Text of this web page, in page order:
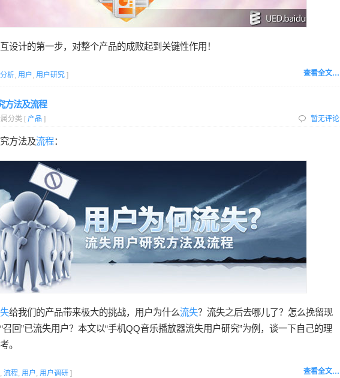
设计的第一步，对整个产品的成败起到关键性作用！
查看全文…
析, 用户, 用户研究 ]
方法及流程
分类 [ 产品 ] 暂无评论
方法及流程：
给我们的产品带来极大的挑战，用户为什么流失？流失之后去哪儿了？怎么挽留现
召回”已流失用户？本文以“手机QQ音乐播放器流失用户研究”为例，谈一下自己的理
。
查看全文…
, 流程, 用户, 用户调研 ]